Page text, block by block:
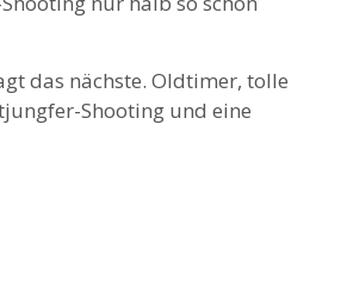
das nächste. Oldtimer, tolle
Shooting und eine